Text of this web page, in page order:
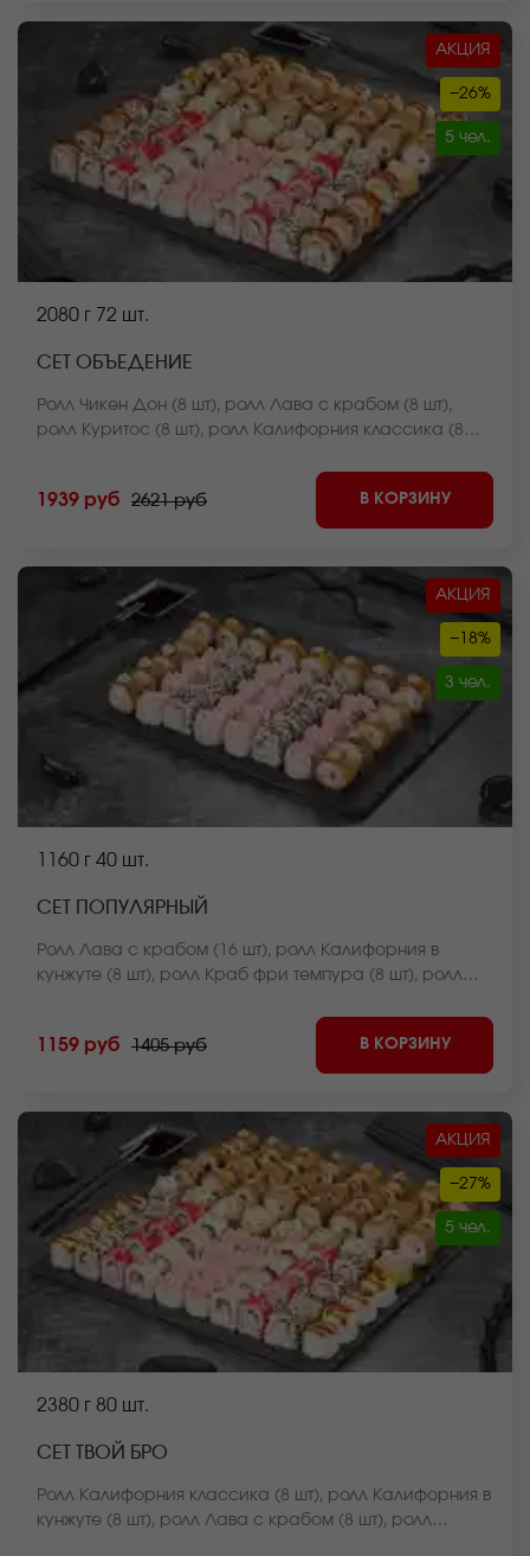
АКЦИЯ
−26%
5 чел.
2080 г 72 шт.
СЕТ ОБЪЕДЕНИЕ
Ролл Чикен Дон (8 шт), ролл Лава с крабом (8 шт),
ролл Куритос (8 шт), ролл Калифорния классика (8
темпура (8 шт), ролл Оливье темпура (8 шт), ролл
Калифорния темпура (8 шт), ролл Мистер крабс
запеченный (8 шт) *Внешний вид блюда может
1939 руб 2621 руб В КОРЗИНУ
АКЦИЯ
−18%
3 чел.
1160 г 40 шт.
СЕТ ПОПУЛЯРНЫЙ
Ролл Лава с крабом (16 шт), ролл Калифорния в
кунжуте (8 шт), ролл Краб фри темпура (8 шт), ролл
1159 руб 1405 руб В КОРЗИНУ
АКЦИЯ
−27%
5 чел.
2380 г 80 шт.
СЕТ ТВОЙ БРО
Ролл Калифорния классика (8 шт), ролл Калифорния в
кунжуте (8 шт), ролл Лава с крабом (8 шт), ролл